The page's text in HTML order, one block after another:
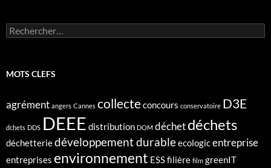
Rechercher :
MOTS CLEFS
agrément angers Cannes collecteconcours conservatoire D3E
dchets DDS DEEE distribution DOM déchetdéchets
déchetteriedéveloppement durableecologicentreprise
entreprises environnement ESSfilière film greenIT